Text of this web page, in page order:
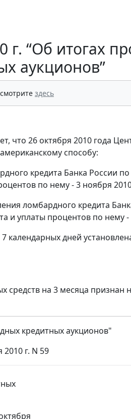
“Об итогах
аукционов”
здесь
что 26 октября 2010 года
способу:
кредита Банка России
по нему - 3 ноября
ломбардного кредита
и уплаты процентов по нему -
дней
на 3 месяца признан
кредитных аукционов"
г. N 59